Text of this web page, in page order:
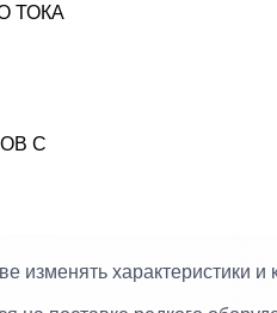
ТОКА
С
изменять характеристики